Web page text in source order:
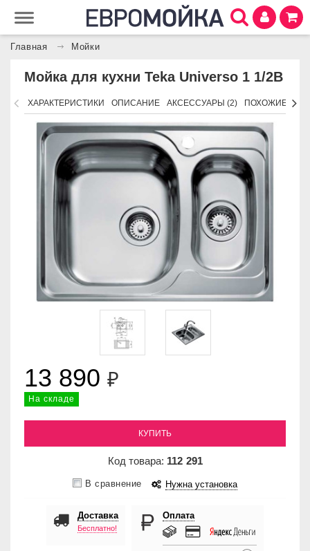
Главная Мойки
Мойка для кухни Teka Universo 1 1/2B
ХАРАКТЕРИСТИКИ ОПИСАНИЕ АКСЕССУАРЫ (2) ПОХОЖИЕ
13 890 ₽
На складе
КУПИТЬ
Код товара: 112 291
В сравнение Нужна установка
Доставка
Бесплатно!
Оплата